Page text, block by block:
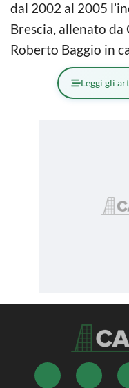
dal 2002 al 2005
Brescia, allenato da
Roberto Baggio in
Leggi gli